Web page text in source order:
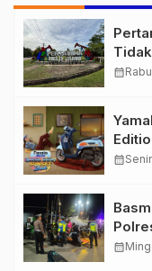
calendar_month
calendar_month
calendar_month